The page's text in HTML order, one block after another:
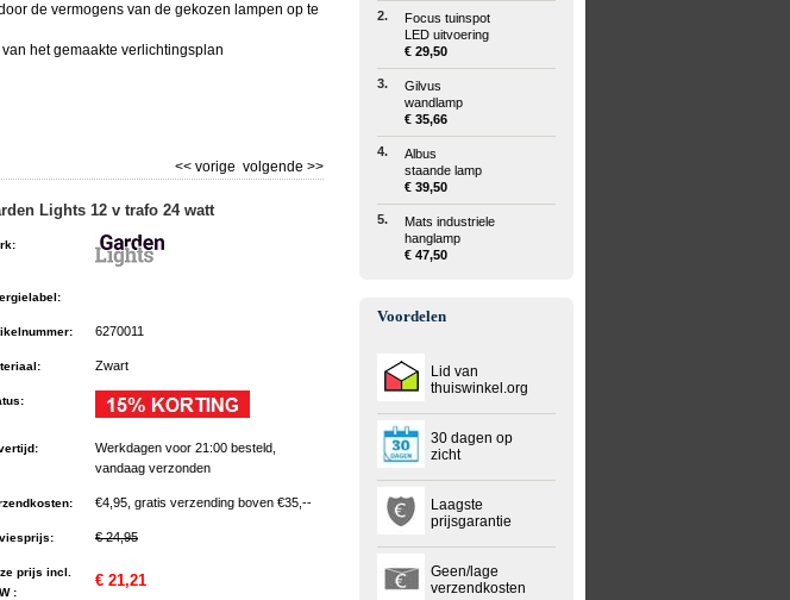
de vermogens van de gekozen lampen op te
het gemaakte verlichtingsplan
volgende >>
<< vorige
Lights 12 v trafo 24 watt
:
:
: 6270011
: Zwart
:
:
Werkdagen voor 21:00 besteld,
vandaag verzonden
: €4,95, gratis verzending boven €35,--
: € 24,95
prijs incl.
:
€ 21,21
2.
Focus tuinspot
LED uitvoering
€ 29,50
3.
Gilvus
wandlamp
€ 35,66
4.
Albus
staande lamp
€ 39,50
5.
Mats industriele
hanglamp
€ 47,50
Voordelen
Lid van
thuiswinkel.org
30 dagen op
zicht
Laagste
prijsgarantie
Geen/lage
verzendkosten